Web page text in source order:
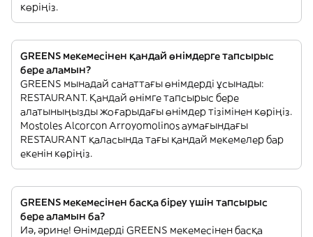
көріңіз.
GREENS мекемесінен қандай өнімдерге тапсырыс
бере аламын?
GREENS мынадай санаттағы өнімдерді ұсынады:
RESTAURANT. Қандай өнімге тапсырыс бере
алатыныңызды жоғарыдағы өнімдер тізімінен көріңіз.
Mostoles Alcorcon Arroyomolinos аумағындағы
RESTAURANT қаласында тағы қандай мекемелер бар
екенін көріңіз.
GREENS мекемесінен басқа біреу үшін тапсырыс
бере аламын ба?
Иә, әрине! Өнімдерді GREENS мекемесінен басқа